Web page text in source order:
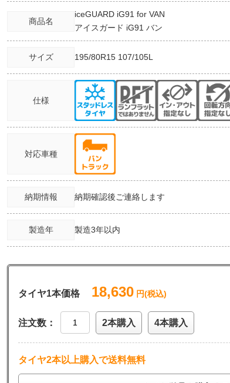
商品名
iceGUARD iG91 for VAN
アイスガード iG91 バン
サイズ 195/80R15 107/105L
仕様
対応車種
納期情報 納期確認後ご連絡します
製造年 製造3年以内
タイヤ1本価格 18,630 円(税込)
注文数： 2本購入 4本購入
タイヤ2本以上購入で送料無料